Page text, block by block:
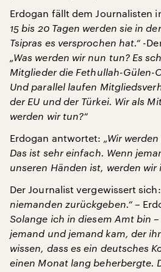
Erdogan fällt dem Journalisten
15 bis 20 Tagen werden sie in
Tsipras es versprochen hat.“ -
„Was werden wir nun tun? Es
Mitglieder die Fethullah-Gülen-
Und parallel laufen
der EU und der Türkei. Wir als
werden wir tun?“
Erdogan antwortet: „Wir
Das ist sehr einfach. Wenn
unseren Händen ist, werden
Der Journalist vergewissert sich:
niemanden zurückgeben.“–
Solange ich in diesem Amt bin
jemand und jemand kam, der
wissen, dass es ein deutsches
einen Monat lang beherbergte.